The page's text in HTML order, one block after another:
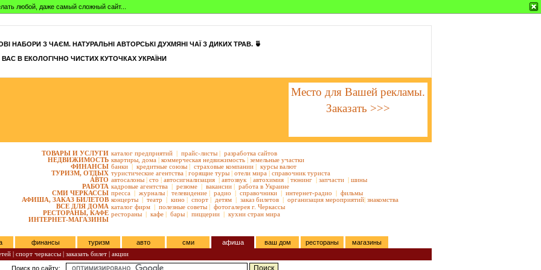
любой, даже самый сложный сайт...
НАБОРИ З ЧАЄМ. НАТУРАЛЬНІ АВТОРСЬКІ ДУХМЯНІ ЧАЇ З ДИКИХ ТРАВ. 🍵
В ЕКОЛОГІЧНО ЧИСТИХ КУТОЧКАХ УКРАЇНИ
Место для Вашей рекламы.
Заказать >>>
ТОВАРЫ И УСЛУГИ
НЕДВИЖИМОСТЬ
ФИНАНСЫ
ТУРИЗМ, ОТДЫХ
АВТО
РАБОТА
СМИ ЧЕРКАССЫ
АФИША, ЗАКАЗ БИЛЕТОВ
ВСЕ ДЛЯ ДОМА
РЕСТОРАНЫ, КАФЕ
ИНТЕРНЕТ-МАГАЗИНЫ
каталог предприятий | прайс-листы | разработка сайтов
квартиры, дома | коммерческая недвижимость | земельные участки
банки | кредитные союзы | страховые компании | курсы валют
туристические агентства | горящие туры | отели мира | справочник туриста
автосалоны | сто | автосигнализация | автозвук | автохимия | тюнинг | запчасти | шины
кадровые агентства | резюме | вакансии | работа в Украине
пресса | журналы | телевидение | радио | справочники | интернет-радио | фильмы
концерты | театр | кино | спорт | детям | заказ билетов | организация мероприятий| знакомства
каталог фирм | полезные советы | фотогалерея г. Черкассы
рестораны | кафе | бары | пиццерии | кухни стран мира
финансы туризм авто сми афиша ваш дом рестораны
магазины
| спорт черкассы | заказать билет | акции
Поиск по сайту: